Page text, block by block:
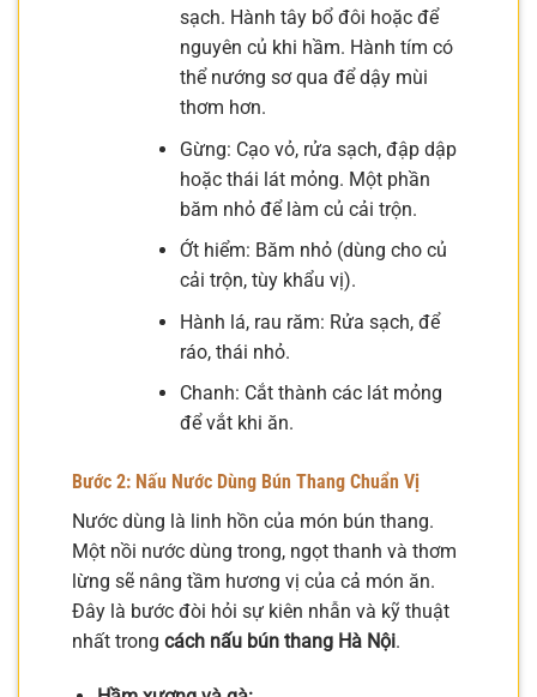
sạch. Hành tây bổ đôi hoặc để
nguyên củ khi hầm. Hành tím có
thể nướng sơ qua để dậy mùi
thơm hơn.
Gừng: Cạo vỏ, rửa sạch, đập dập
hoặc thái lát mỏng. Một phần
băm nhỏ để làm củ cải trộn.
Ớt hiểm: Băm nhỏ (dùng cho củ
cải trộn, tùy khẩu vị).
Hành lá, rau răm: Rửa sạch, để
ráo, thái nhỏ.
Chanh: Cắt thành các lát mỏng
để vắt khi ăn.
Bước 2: Nấu Nước Dùng Bún Thang Chuẩn Vị
Nước dùng là linh hồn của món bún thang.
Một nồi nước dùng trong, ngọt thanh và thơm
lừng sẽ nâng tầm hương vị của cả món ăn.
Đây là bước đòi hỏi sự kiên nhẫn và kỹ thuật
nhất trong cách nấu bún thang Hà Nội.